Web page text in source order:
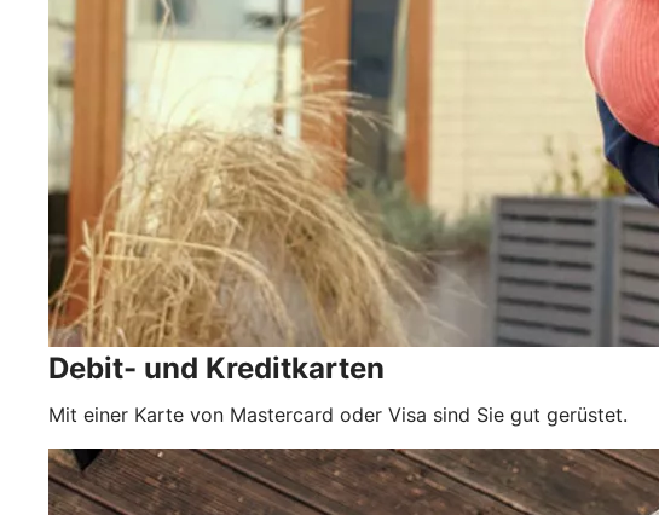
Debit- und Kreditkarten
Mit einer Karte von Mastercard oder Visa sind Sie gut gerüstet.